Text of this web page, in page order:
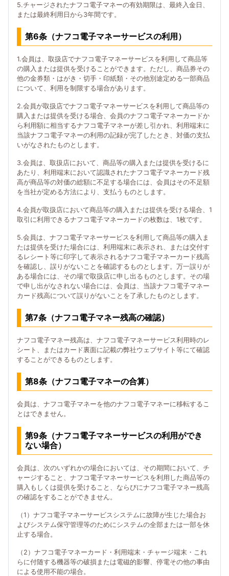
5.チャージされたナフコ電子マネーの有効期限は、最終入金日、
または最終利用日から3年間です。
第6条（ナフコ電子マネーサービスの利用）
1.会員は、取扱店でナフコ電子マネーサービスを利用して商品等
の購入または提供を受けることができます。ただし、商品券その
他の金券類・はがき・切手・印紙類・その他別途定める一部商品
について、利用を制限する場合があります。
2.会員が取扱店でナフコ電子マネーサービスを利用して商品等の
購入または提供を受ける場合、会員のナフコ電子マネーカードか
ら利用額に相当するナフコ電子マネーが差し引かれ、利用端末に
当該ナフコ電子マネーの利用の記録が完了したとき、対価の支払
いがなされたものとします。
3.会員は、取扱店において、商品等の購入または提供を受けるに
あたり、利用端末において認識されたナフコ電子マネーカード残
高が商品等の対価の総額に不足する場合には、会員はその不足額
を当社が定める方法により、支払うものとします。
4.会員が取扱店において商品等の購入または提供を受ける場合、1
取引に利用できるナフコ電子マネーカードの枚数は、1枚です。
5.会員は、ナフコ電子マネーサービスを利用して商品等の購入ま
たは提供を受けた場合には、利用端末に表示され、または交付す
るレシート等に印字して表示されるナフコ電子マネーカード残高
を確認し、誤りがないことを確認するものとします。万一誤りが
ある場合には、その場で取扱店に申し出るものとします。その場
で申し出がなされない場合には、会員は、当該ナフコ電子マネー
カード残高について誤りがないことを了承したものとします。
第7条（ナフコ電子マネー残高の確認）
ナフコ電子マネー残高は、ナフコ電子マネーサービス利用時のレ
シート、またはカード裏面に記載の弊社ウェブサイト等にて確認
することができるものとします。
第8条（ナフコ電子マネーの合算）
会員は、ナフコ電子マネーを他のナフコ電子マネーに移転するこ
とはできません。
第9条（ナフコ電子マネーサービスの利用ができ
ない場合）
会員は、次のいずれかの場合においては、その期間において、チ
ャージすること、ナフコ電子マネーサービスを利用した商品等の
購入もしくは提供を受けること、ならびにナフコ電子マネー残高
の確認をすることができません。
（1）ナフコ電子マネーサービスシステムに故障が生じた場合お
よびシステム保守管理等のためにシステムの全部または一部を休
止する場合。
（2）ナフコ電子マネーカード・利用端末・チャージ端末・これ
らに付随する機器等の破損または電磁的影響、停電その他の事由
による使用不能の場合。